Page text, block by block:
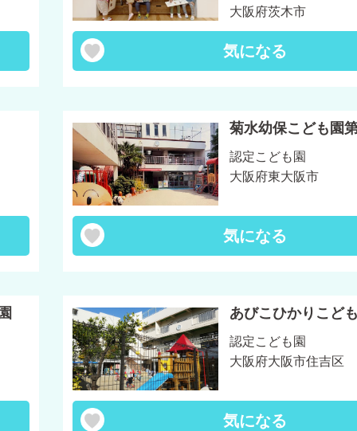
大阪府茨木市
気になる
菊水幼保こども園
認定こども園
大阪府東大阪市
気になる
あびこひかりこど
認定こども園
大阪府大阪市住吉区
気になる